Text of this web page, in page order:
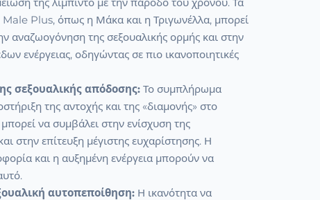
Male Plus, όπως η Μάκα και η Τριγωνέλλα, μπορεί
αναζωογόνηση της σεξουαλικής ορμής και στην
ενέργειας, οδηγώντας σε πιο ικανοποιητικές
σεξουαλικής απόδοσης:Το συμπλήρωμα
της αντοχής και της «διαμονής» στο
να συμβάλει στην ενίσχυση της
στην επίτευξη μέγιστης ευχαρίστησης. Η
και η αυξημένη ενέργεια μπορούν να
αυτοπεποίθηση:Η ικανότητα να